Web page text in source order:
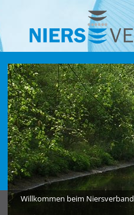
Willkommen beim Niersverband